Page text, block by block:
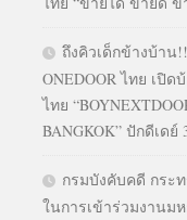
ถึงคิวเด็กข้างบ้าน
ONEDOOR ไทย เปิ
ไทย
BANGKOK” ปักดีเด
กรมบังคับคดี กระ
ในการเข้าร่วมงานม